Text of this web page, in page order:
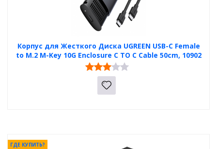
Корпус для Жесткого Диска UGREEN USB-C Female
to M.2 M-Key 10G Enclosure C TO C Cable 50cm, 10902
ГДЕ КУПИТЬ?